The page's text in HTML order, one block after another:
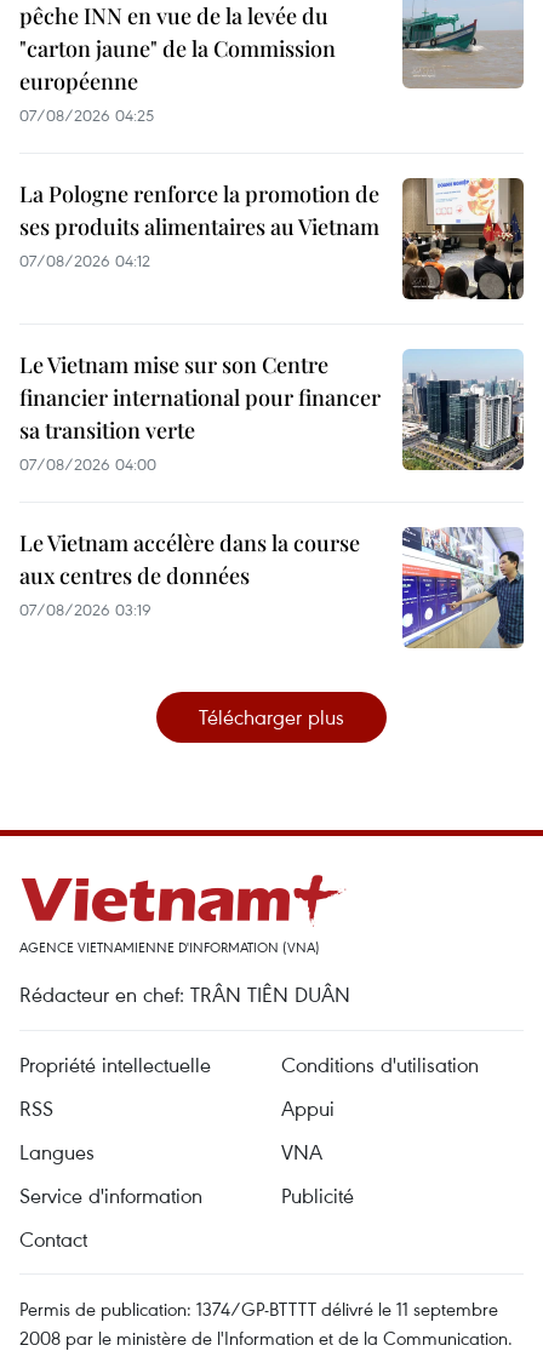
pêche INN en vue de la levée du
"carton jaune" de la Commission
européenne
07/08/2026 04:25
La Pologne renforce la promotion de
ses produits alimentaires au Vietnam
07/08/2026 04:12
Le Vietnam mise sur son Centre
financier international pour financer
sa transition verte
07/08/2026 04:00
Le Vietnam accélère dans la course
aux centres de données
07/08/2026 03:19
Télécharger plus
AGENCE VIETNAMIENNE D'INFORMATION (VNA)
Rédacteur en chef: TRÂN TIÊN DUÂN
Propriété intellectuelle
Conditions d'utilisation
RSS
Appui
Langues
VNA
Service d'information
Publicité
Contact
Permis de publication: 1374/GP-BTTTT délivré le 11 septembre
2008 par le ministère de l'Information et de la Communication.